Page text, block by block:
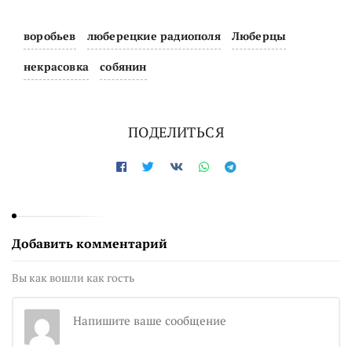
воробьев люберецкие радиополя Люберцы
некрасовка собянин
ПОДЕЛИТЬСЯ
Добавить комментарий
Вы как вошли как гость